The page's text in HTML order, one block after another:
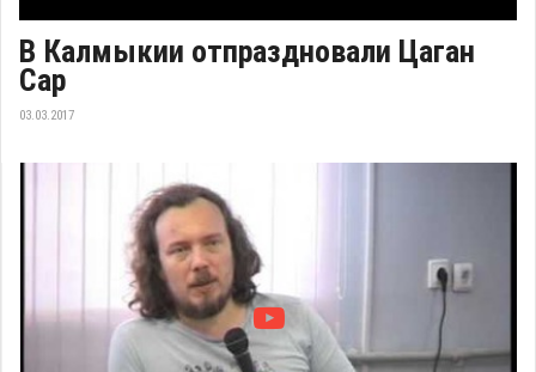
В Калмыкии отпраздновали Цаган
Сар
03.03.2017